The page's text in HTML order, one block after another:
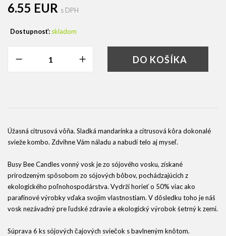
6.55 EUR s DPH
Dostupnosť: skladom
DO KOŠÍKA
Úžasná citrusová vôňa. Sladká mandarínka a citrusová kôra dokonalé
svieže kombo. Zdvihne Vám náladu a nabudí telo aj myseľ.
Busy Bee Candles vonný vosk je zo sójového vosku, získané
prirodzeným spôsobom zo sójových bôbov, pochádzajúcich z
ekologického poľnohospodárstva. Vydrží horieť o 50% viac ako
parafínové výrobky vďaka svojim vlastnostiam. V dôsledku toho je náš
vosk nezávadný pre ľudské zdravie a ekologický výrobok šetrný k zemi.
Súprava 6 ks sójových čajových sviečok s bavlneným knôtom.